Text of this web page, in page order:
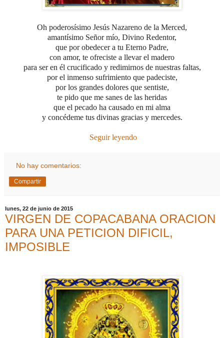
Oh poderosísimo Jesús Nazareno de la Merced,
amantísimo Señor mío, Divino Redentor,
que por obedecer a tu Eterno Padre,
con amor, te ofreciste a llevar el madero
para ser en él crucificado y redimirnos de nuestras faltas,
por el inmenso sufrimiento que padeciste,
por los grandes dolores que sentiste,
te pido que me sanes de las heridas
que el pecado ha causado en mi alma
y concédeme tus divinas gracias y mercedes.
Seguir leyendo
No hay comentarios:
Compartir
lunes, 22 de junio de 2015
VIRGEN DE COPACABANA ORACION
PARA UNA PETICION DIFICIL,
IMPOSIBLE